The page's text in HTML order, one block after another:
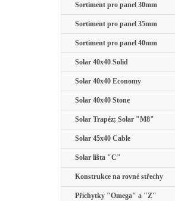
Sortiment pro panel 30mm
Sortiment pro panel 35mm
Sortiment pro panel 40mm
Solar 40x40 Solid
Solar 40x40 Economy
Solar 40x40 Stone
Solar Trapéz; Solar "M8"
Solar 45x40 Cable
Solar lišta "C"
Konstrukce na rovné střechy
Příchytky "Omega" a "Z"